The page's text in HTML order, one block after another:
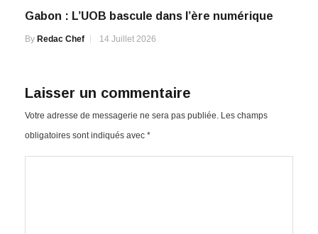
Gabon : L’UOB bascule dans l’ère numérique
By Redac Chef 14 Juillet 2026
Laisser un commentaire
Votre adresse de messagerie ne sera pas publiée. Les champs
obligatoires sont indiqués avec *